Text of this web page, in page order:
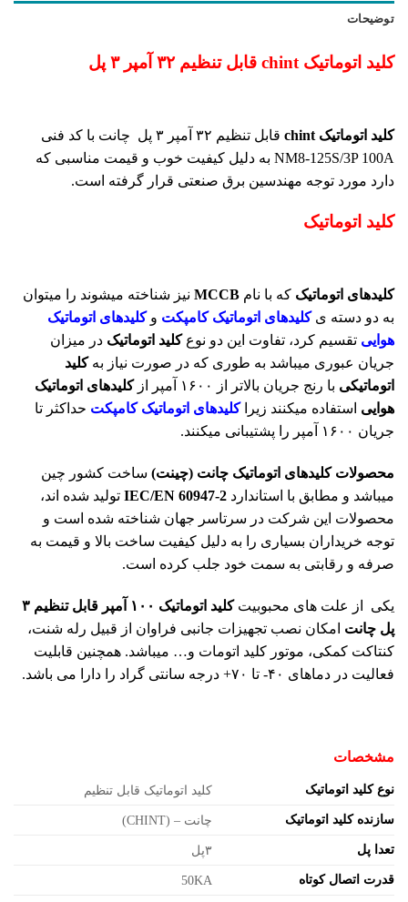
توضیحات
کلید اتوماتیک chint قابل تنظیم ۳۲ آمپر ۳ پل
کلید اتوماتیک chint
قابل تنظیم ۳۲ آمپر ۳ پل چانت با کد فنی
NM8-125S/3P 100A به دلیل کیفیت خوب و قیمت مناسبی که
دارد مورد توجه مهندسین برق صنعتی قرار گرفته است.
کلید اتوماتیک
کلیدهای اتوماتیک که با نام MCCB نیز شناخته میشوند را میتوان
به دو دسته یکلیدهای اتوماتیک کامپکت وکلیدهای اتوماتیک
هوایی تقسیم کرد، تفاوت این دو نوعکلید اتوماتیک در میزان
جریان عبوری میباشد به طوری که در صورت نیاز بهکلید
اتوماتیکی با رنج جریان بالاتر از ۱۶۰۰ آمپر از
کلیدهای اتوماتیک
هوایی استفاده میکنند زیراکلیدهای اتوماتیک کامپکت حداکثر تا
جریان ۱۶۰۰ آمپر را پشتیبانی میکنند.
محصولات کلیدهای اتوماتیک چانت (چینت) ساخت کشور چین
میباشد و مطابق با استاندارد IEC/EN 60947-2 تولید شده اند،
محصولات این شرکت در سرتاسر جهان شناخته شده است و
توجه خریداران بسیاری را به دلیل کیفیت ساخت بالا و قیمت به
صرفه و رقابتی به سمت خود جلب کرده است.
یکی از علت های محبوبیت
کلید اتوماتیک ۱۰۰ آمپر قابل تنظیم ۳
پل چانت امکان نصب تجهیزات جانبی فراوان از قبیل رله شنت،
کنتاکت کمکی، موتور کلید اتومات و… میباشد. همچنین قابلیت
فعالیت در دماهای ۴۰- تا ۷۰+ درجه سانتی گراد را دارا می باشد
.
مشخصات
نوع کلید اتوماتیک
کلید اتوماتیک قابل تنظیم
سازنده کلید اتوماتیک
چانت – (CHINT)
تعدا پل
۳پل
قدرت اتصال کوتاه
50KA